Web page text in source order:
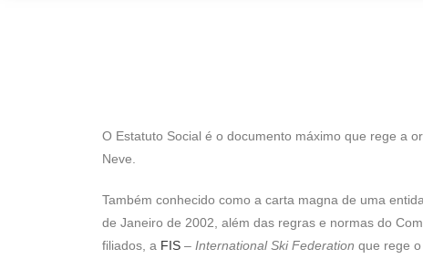
O Estatuto Social é o documento máximo que rege a
Neve.
Também conhecido como a carta magna de uma
de Janeiro de 2002, além das regras e normas do
filiados, a FIS – International Ski Federation que rege